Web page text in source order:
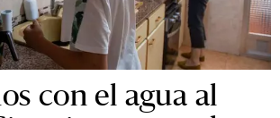
con el agua al